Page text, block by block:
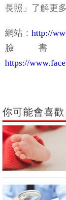
長照」了解更多
網站： http://
臉
https://
你可能會喜歡